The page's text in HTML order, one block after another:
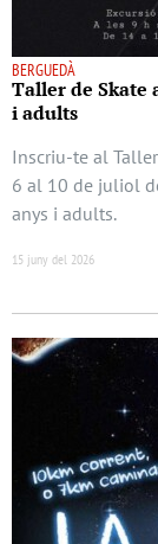
BERGUEDÀ
Taller de Skate
i adults
Inscriu-te al
6 al 10 de juliol
anys i adults.
15 juny del 2026